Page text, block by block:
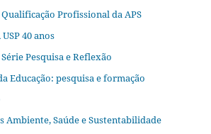
Profissional da APS
40 anos
Pesquisa e Reflexão
Educação: pesquisa e formação
Ambiente, Saúde e Sustentabilidade